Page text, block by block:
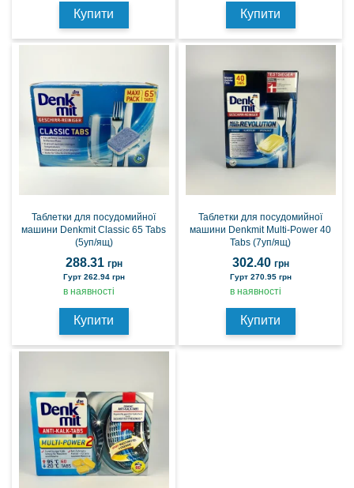
Купити Купити
Таблетки для посудомийної
машини Denkmit Classic 65 Tabs
(5уп/ящ)
288.31 грн
Гурт 262.94 грн
в наявності
Купити
Таблетки для посудомийної
машини Denkmit Multi-Power 40
Tabs (7уп/ящ)
302.40 грн
Гурт 270.95 грн
в наявності
Купити